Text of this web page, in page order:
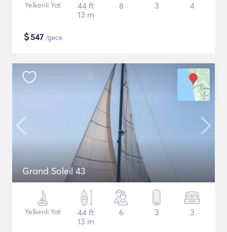
Yelkenli Yat
44 ft
13 m
8 3 4
$547 /gece
Grand Soleil 43
Yelkenli Yat
44 ft
13 m
6 3 3